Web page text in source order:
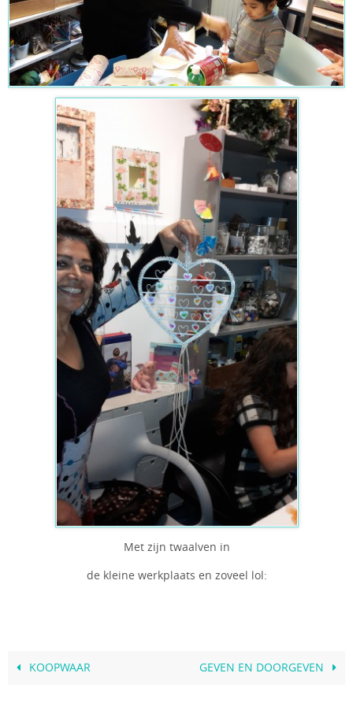
Met zijn twaalven in
de kleine werkplaats en zoveel lol:
KOOPWAAR GEVEN EN DOORGEVEN